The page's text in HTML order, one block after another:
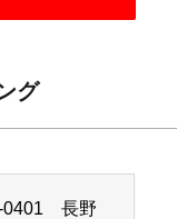
グ
0401 長野